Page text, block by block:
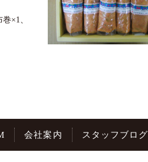
×1、
会社案内 スタッフブログ